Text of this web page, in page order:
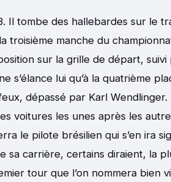
Il tombe des hallebardes sur le
troisième manche du
sur la grille de départ,
s’élance lui qu’à la quatrième
dépassé par Karl
voitures les unes après les
le pilote brésilien qui s’en ira
sa carrière, certains diraient, la
tour que l’on nommera bien